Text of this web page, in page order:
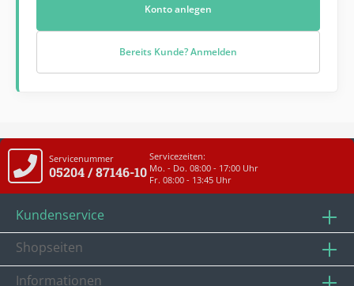
Konto anlegen
Bereits Kunde? Anmelden
Servicenummer
05204 / 87146-10
Servicezeiten:
Mo. - Do. 08:00 - 17:00 Uhr
Fr. 08:00 - 13:45 Uhr
Kundenservice
Shopseiten
Informationen